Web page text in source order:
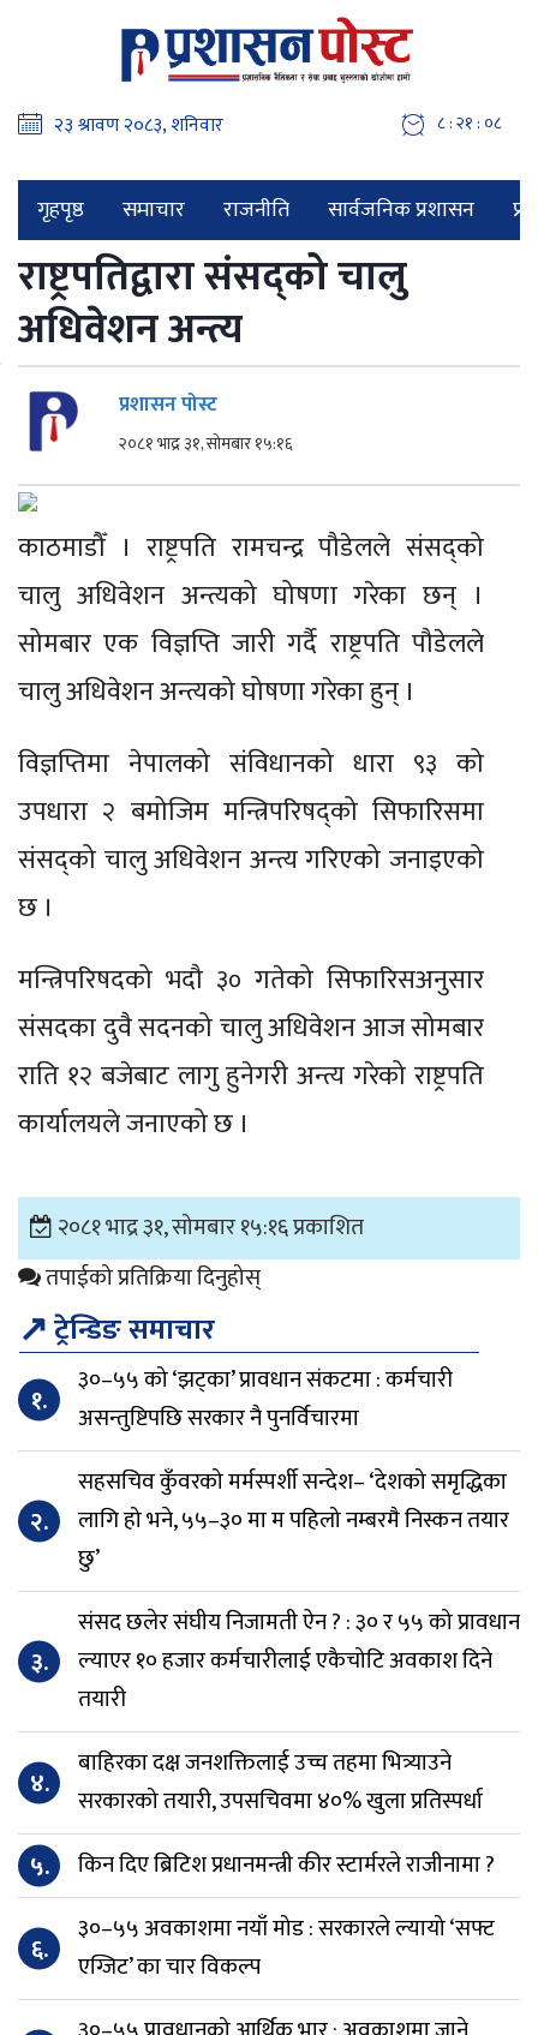
८ : २१ : ०९
गृहपृष्ठ समाचार राजनीति सार्वजनिक प्रशासन
राष्ट्रपतिद्वारा संसद्को चालु
अधिवेशन अन्त्य
प्रशासन पोस्ट
२०८१ भाद्र ३१, सोमबार १५:१६
काठमाडौँ । राष्ट्रपति रामचन्द्र पौडेलले संसद्को
चालु अधिवेशन अन्त्यको घोषणा गरेका छन् ।
सोमबार एक विज्ञप्ति जारी गर्दै राष्ट्रपति पौडेलले
चालु अधिवेशन अन्त्यको घोषणा गरेका हुन् ।
विज्ञप्तिमा नेपालको संविधानको धारा ९३ को
उपधारा २ बमोजिम मन्त्रिपरिषद्को सिफारिसमा
संसद्को चालु अधिवेशन अन्त्य गरिएको जनाइएको
छ ।
मन्त्रिपरिषदको भदौ ३० गतेको सिफारिसअनुसार
संसदका दुवै सदनको चालु अधिवेशन आज सोमबार
राति १२ बजेबाट लागु हुनेगरी अन्त्य गरेको राष्ट्रपति
कार्यालयले जनाएको छ ।
२०८१ भाद्र ३१, सोमबार १५:१६ प्रकाशित
तपाईको प्रतिक्रिया दिनुहोस्
↗ट्रेन्डिङ समाचार
१.
३०–५५ को ‘झट्का’ प्रावधान संकटमा : कर्मचारी
असन्तुष्टिपछि सरकार नै पुनर्विचारमा
२.
सहसचिव कुँवरको मर्मस्पर्शी सन्देश– ‘देशको समृद्धिका
लागि हो भने, ५५–३० मा म पहिलो नम्बरमै निस्कन तयार
छु’
३.
संसद छलेर संघीय निजामती ऐन ? : ३० र ५५ को प्रावधान
ल्याएर १० हजार कर्मचारीलाई एकैचोटि अवकाश दिने
तयारी
४.
बाहिरका दक्ष जनशक्तिलाई उच्च तहमा भित्र्याउने
सरकारको तयारी, उपसचिवमा ४०% खुला प्रतिस्पर्धा
५. किन दिए ब्रिटिश प्रधानमन्त्री कीर स्टार्मरले राजीनामा ?
६.
३०–५५ अवकाशमा नयाँ मोड : सरकारले ल्यायो ‘सफ्ट
एग्जिट’ का चार विकल्प